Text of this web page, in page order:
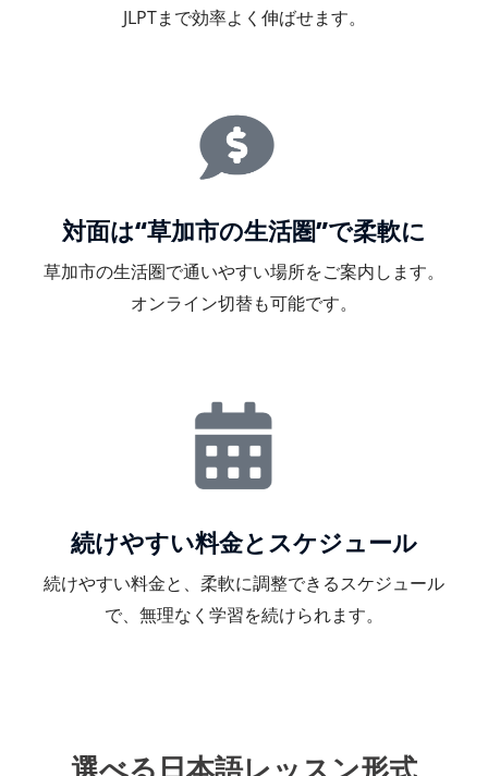
JLPTまで効率よく伸ばせます。
対面は“草加市の生活圏”で柔軟に
草加市の生活圏で通いやすい場所をご案内します。
オンライン切替も可能です。
続けやすい料金とスケジュール
続けやすい料金と、柔軟に調整できるスケジュール
で、無理なく学習を続けられます。
選べる日本語レッスン形式